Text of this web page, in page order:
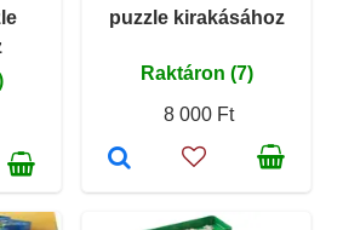
puzzle kirakásához
Raktáron (7)
8 000 Ft